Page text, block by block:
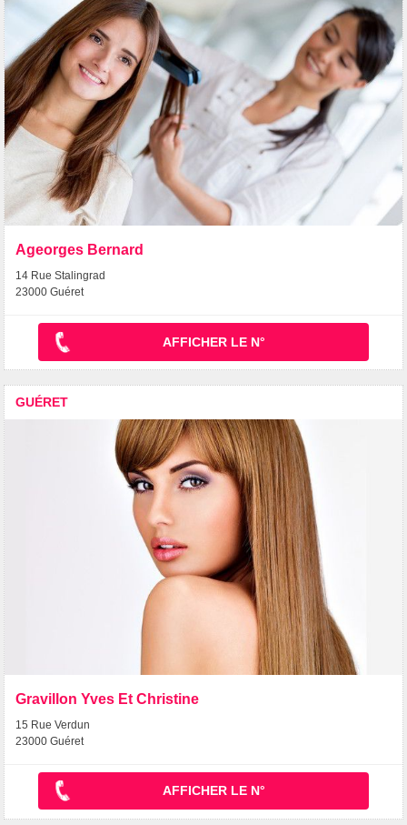
Ageorges Bernard
14 Rue Stalingrad
23000 Guéret
AFFICHER LE N°
GUÉRET
Gravillon Yves Et Christine
15 Rue Verdun
23000 Guéret
AFFICHER LE N°